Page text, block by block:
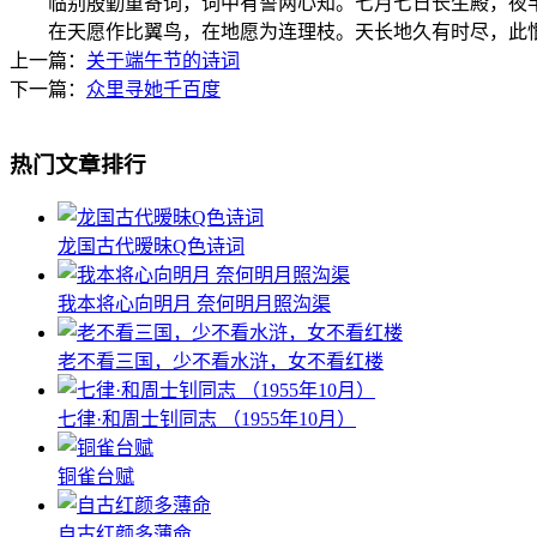
在天愿作比翼鸟，在地愿为连理枝。天长地久有时尽，此
上一篇： 关于端午节的诗词
下一篇： 众里寻她千百度
热门文章排行
龙国古代暧昧Q色诗词
我本将心向明月 奈何明月照沟渠
老不看三国，少不看水浒，女不看红楼
七律·和周士钊同志 （1955年10月）
铜雀台赋